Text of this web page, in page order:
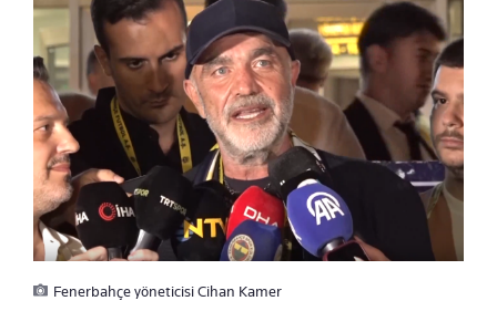
Fenerbahçe yöneticisi Cihan Kamer